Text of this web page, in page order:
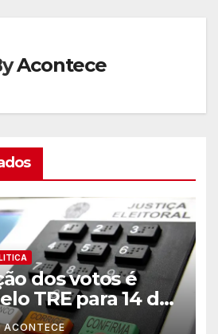
Acontece
dos votos é
TRE para 14 de
ACONTECE